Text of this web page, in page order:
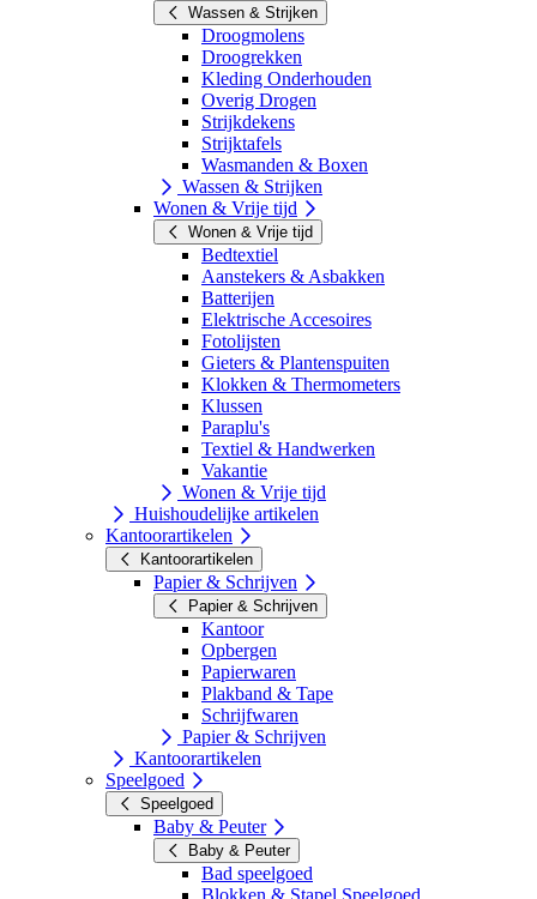
Wassen & Strijken
Droogmolens
Droogrekken
Kleding Onderhouden
Overig Drogen
Strijkdekens
Strijktafels
Wasmanden & Boxen
Wassen & Strijken
Wonen & Vrije tijd
Wonen & Vrije tijd
Bedtextiel
Aanstekers & Asbakken
Batterijen
Elektrische Accesoires
Fotolijsten
Gieters & Plantenspuiten
Klokken & Thermometers
Klussen
Paraplu's
Textiel & Handwerken
Vakantie
Wonen & Vrije tijd
Huishoudelijke artikelen
Kantoorartikelen
Kantoorartikelen
Papier & Schrijven
Papier & Schrijven
Kantoor
Opbergen
Papierwaren
Plakband & Tape
Schrijfwaren
Papier & Schrijven
Kantoorartikelen
Speelgoed
Speelgoed
Baby & Peuter
Baby & Peuter
Bad speelgoed
Blokken & Stapel Speelgoed